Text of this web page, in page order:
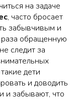
на задаче
, часто бросает
забывчивым и
обращенную
следит за
дети
и доводить
и забывают, что